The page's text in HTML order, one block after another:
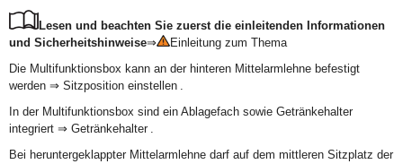
Lesen und beachten Sie zuerst die einleitenden Informationen
und Sicherheitshinweise⇒
Einleitung zum Thema
Die Multifunktionsbox kann an der hinteren Mittelarmlehne befestigt
werden ⇒ Sitzposition einstellen .
In der Multifunktionsbox sind ein Ablagefach sowie Getränkehalter
integriert ⇒ Getränkehalter .
Bei heruntergeklappter Mittelarmlehne darf auf dem mittleren Sitzplatz der